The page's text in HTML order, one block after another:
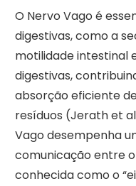
O Nervo Vago é
digestivas, como a
motilidade intestinal
digestivas,
absorção eficiente
resíduos (Jerath et
Vago desempenha
comunicação entre
conhecida como o